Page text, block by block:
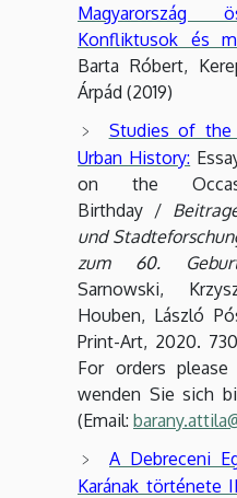
Magyarország
Konfliktusok és
Barta Róbert,
Árpád (2019)
Studies of the
Urban History:
on the
Birthday /
und
zum 60.
Sarnowski,
Houben, László
Print-Art, 2020.
For orders
wenden Sie sich
(Email:
A Debreceni
Karának története